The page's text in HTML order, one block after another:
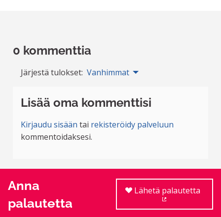
0 kommenttia
Järjestä tulokset: Vanhimmat
Lisää oma kommenttisi
Kirjaudu sisään tai rekisteröidy palveluun
kommentoidaksesi.
Anna
palautetta
Lähetä palautetta